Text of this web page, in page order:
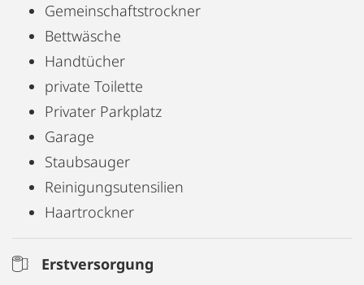
Gemeinschaftstrockner
Bettwäsche
Handtücher
private Toilette
Privater Parkplatz
Garage
Staubsauger
Reinigungsutensilien
Haartrockner
Erstversorgung